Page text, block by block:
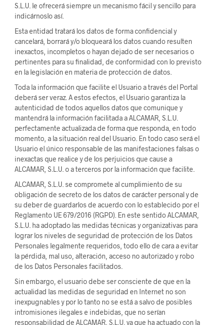
S.L.U. le ofrecerá siempre un mecanismo fácil y sencillo para
indicárnoslo así.
Esta entidad tratará los datos de forma confidencial y
cancelará, borrará y/o bloqueará los datos cuando resulten
inexactos, incompletos o hayan dejado de ser necesarios o
pertinentes para su finalidad, de conformidad con lo previsto
en la legislación en materia de protección de datos.
Toda la información que facilite el Usuario a través del Portal
deberá ser veraz. A estos efectos, el Usuario garantiza la
autenticidad de todos aquellos datos que comunique y
mantendrá la información facilitada a ALCAMAR, S.L.U.
perfectamente actualizada de forma que responda, en todo
momento, a la situación real del Usuario. En todo caso será el
Usuario el único responsable de las manifestaciones falsas o
inexactas que realice y de los perjuicios que cause a
ALCAMAR, S.L.U. o a terceros por la información que facilite.
ALCAMAR, S.L.U. se compromete al cumplimiento de su
obligación de secreto de los datos de carácter personal y de
su deber de guardarlos de acuerdo con lo establecido por el
Reglamento UE 679/2016 (RGPD). En este sentido ALCAMAR,
S.L.U. ha adoptado las medidas técnicas y organizativas para
lograr los niveles de seguridad de protección de los Datos
Personales legalmente requeridos, todo ello de cara a evitar
la pérdida, mal uso, alteración, acceso no autorizado y robo
de los Datos Personales facilitados.
Sin embargo, el usuario debe ser consciente de que en la
actualidad las medidas de seguridad en Internet no son
inexpugnables y por lo tanto no se está a salvo de posibles
intromisiones ilegales e indebidas, que no serían
responsabilidad de ALCAMAR, S.L.U. ya que ha actuado con la